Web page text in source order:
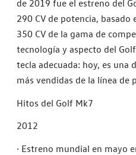
de 2019 fue el estreno del
290 CV de potencia, basado
350 CV de la gama de
tecnología y aspecto del
tecla adecuada: hoy, es una
más vendidas de la línea de
Hitos del Golf Mk7
2012
· Estreno mundial en mayo